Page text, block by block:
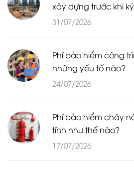
xây dựng trước khi
31/07/2026
Phí bảo hiểm công
những yếu tố nào?
24/07/2026
Phí bảo hiểm cháy
tính như thế nào?
17/07/2026